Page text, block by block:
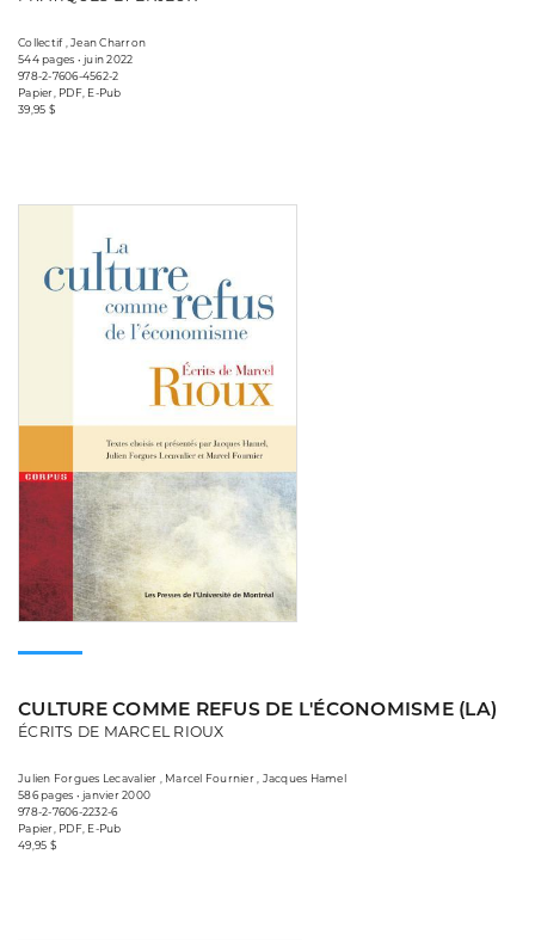
Collectif , Jean Charron
544 pages • juin 2022
978-2-7606-4562-2
Papier, PDF, E-Pub
39,95 $
CULTURE COMME REFUS DE L'ÉCONOMISME (LA)
ÉCRITS DE MARCEL RIOUX
Julien Forgues Lecavalier , Marcel Fournier , Jacques Hamel
586 pages • janvier 2000
978-2-7606-2232-6
Papier, PDF, E-Pub
49,95 $